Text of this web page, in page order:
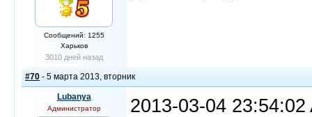
Сообщений: 1255
Харьков
3010 дней назад
#70 - 5 марта 2013, вторник
Lubanya
Администратор
2013-03-04 23:54:02